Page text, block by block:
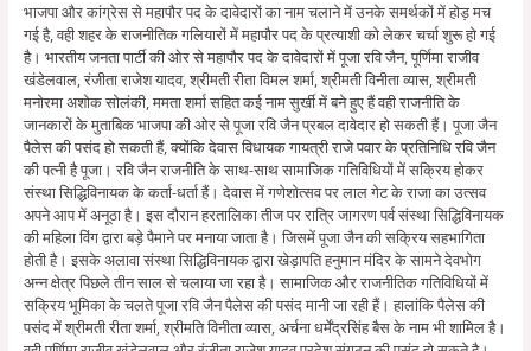
भाजपा और कांग्रेस से महापौर पद के दावेदारों का नाम चलाने में उनके समर्थकों में होड़ मच
गई है, वही शहर के राजनीतिक गलियारों में महापौर पद के प्रत्याशी को लेकर चर्चा शुरू हो गई
है। भारतीय जनता पार्टी की ओर से महापौर पद के दावेदारों में पूजा रवि जैन, पूर्णिमा राजीव
खंडेलवाल, रंजीता राजेश यादव, श्रीमती रीता विमल शर्मा, श्रीमती विनीता व्यास, श्रीमती
मनोरमा अशोक सोलंकी, ममता शर्मा सहित कई नाम सुर्खी में बने हुए हैं वही राजनीति के
जानकारों के मुताबिक भाजपा की ओर से पूजा रवि जैन प्रबल दावेदार हो सकती हैं। पूजा जैन
पैलेस की पसंद हो सकती हैं, क्योंकि देवास विधायक गायत्री राजे पवार के प्रतिनिधि रवि जैन
की पत्नी है पूजा। रवि जैन राजनीति के साथ-साथ सामाजिक गतिविधियों में सक्रिय होकर
संस्था सिद्धिविनायक के कर्ता-धर्ता हैं। देवास में गणेशोत्सव पर लाल गेट के राजा का उत्सव
अपने आप में अनूठा है। इस दौरान हरतालिका तीज पर रात्रि जागरण पर्व संस्था सिद्धिविनायक
की महिला विंग द्वारा बड़े पैमाने पर मनाया जाता है। जिसमें पूजा जैन की सक्रिय सहभागिता
होती है। इसके अलावा संस्था सिद्धिविनायक द्वारा खेड़ापति हनुमान मंदिर के सामने देवभोग
अन्न क्षेत्र पिछले तीन साल से चलाया जा रहा है। सामाजिक और राजनीतिक गतिविधियों में
सक्रिय भूमिका के चलते पूजा रवि जैन पैलेस की पसंद मानी जा रही हैं। हालांकि पैलेस की
पसंद में श्रीमती रीता शर्मा, श्रीमति विनीता व्यास, अर्चना धर्मेंद्रसिंह बैस के नाम भी शामिल है।